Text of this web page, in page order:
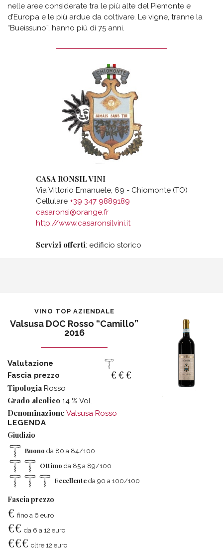
nelle aree considerate tra le più alte del Piemonte e
d’Europa e le più ardue da coltivare. Le vigne, tranne la
“Bueissuno”, hanno più di 75 anni.
CASA RONSIL VINI
Via Vittorio Emanuele, 69 - Chiomonte (TO)
Cellulare +39 347 9889189
casaronsi@orange.fr
http://www.casaronsilvini.it
Servizi offerti: edificio storico
VINO TOP AZIENDALE
Valsusa DOC Rosso “Camillo”
2016
Valutazione
Fascia prezzo
€€€
Tipologia Rosso
Grado alcolico 14 % Vol.
DenominazioneValsusa Rosso
LEGENDA
Giudizio
Buono da 80 a 84/100
Ottimo da 85 a 89/100
Eccellente da 90 a 100/100
Fascia prezzo
€ fino a 6 euro
€€ da 6 a 12 euro
€€€ oltre 12 euro